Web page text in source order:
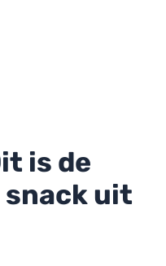
is de
uit